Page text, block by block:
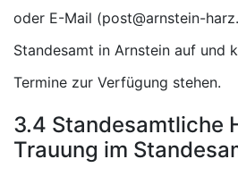
oder E-Mail (
Standesamt in Arnstein auf und
Termine zur Verfügung stehen.
3.4 Standesamtliche
Trauung im